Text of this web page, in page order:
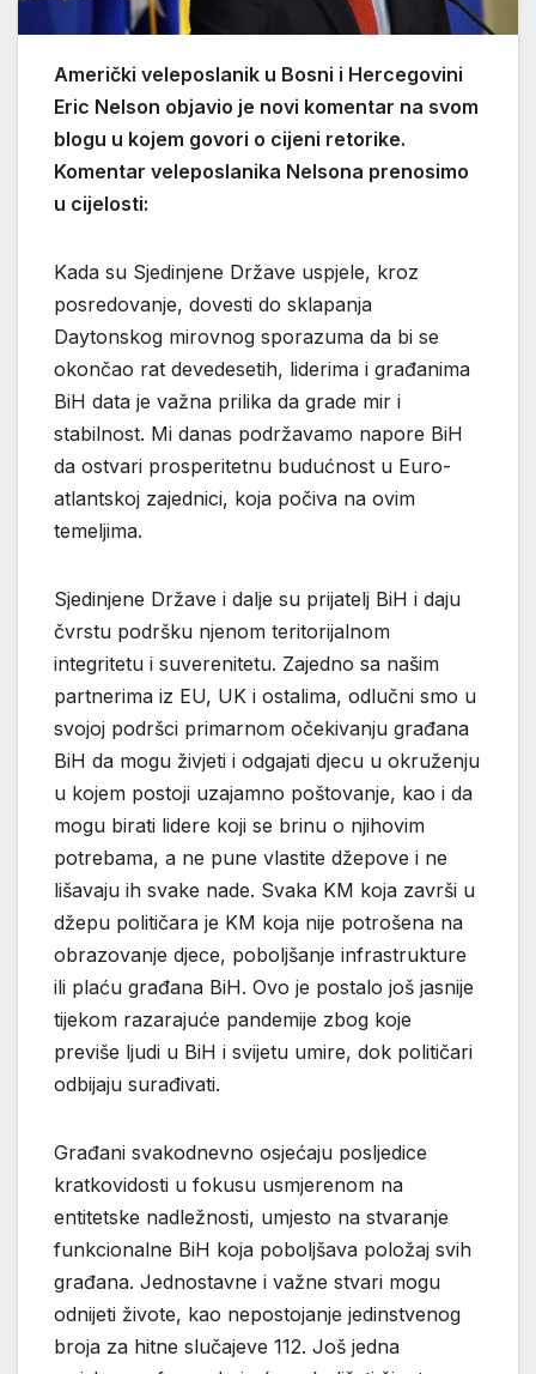
Američki veleposlanik u Bosni i Hercegovini
Eric Nelson objavio je novi komentar na svom
blogu u kojem govori o cijeni retorike.
Komentar veleposlanika Nelsona prenosimo
u cijelosti:
Kada su Sjedinjene Države uspjele, kroz
posredovanje, dovesti do sklapanja
Daytonskog mirovnog sporazuma da bi se
okončao rat devedesetih, liderima i građanima
BiH data je važna prilika da grade mir i
stabilnost. Mi danas podržavamo napore BiH
da ostvari prosperitetnu budućnost u Euro-
atlantskoj zajednici, koja počiva na ovim
temeljima.
Sjedinjene Države i dalje su prijatelj BiH i daju
čvrstu podršku njenom teritorijalnom
integritetu i suverenitetu. Zajedno sa našim
partnerima iz EU, UK i ostalima, odlučni smo u
svojoj podršci primarnom očekivanju građana
BiH da mogu živjeti i odgajati djecu u okruženju
u kojem postoji uzajamno poštovanje, kao i da
mogu birati lidere koji se brinu o njihovim
potrebama, a ne pune vlastite džepove i ne
lišavaju ih svake nade. Svaka KM koja završi u
džepu političara je KM koja nije potrošena na
obrazovanje djece, poboljšanje infrastrukture
ili plaću građana BiH. Ovo je postalo još jasnije
tijekom razarajuće pandemije zbog koje
previše ljudi u BiH i svijetu umire, dok političari
odbijaju surađivati.
Građani svakodnevno osjećaju posljedice
kratkovidosti u fokusu usmjerenom na
entitetske nadležnosti, umjesto na stvaranje
funkcionalne BiH koja poboljšava položaj svih
građana. Jednostavne i važne stvari mogu
odnijeti živote, kao nepostojanje jedinstvenog
broja za hitne slučajeve 112. Još jedna